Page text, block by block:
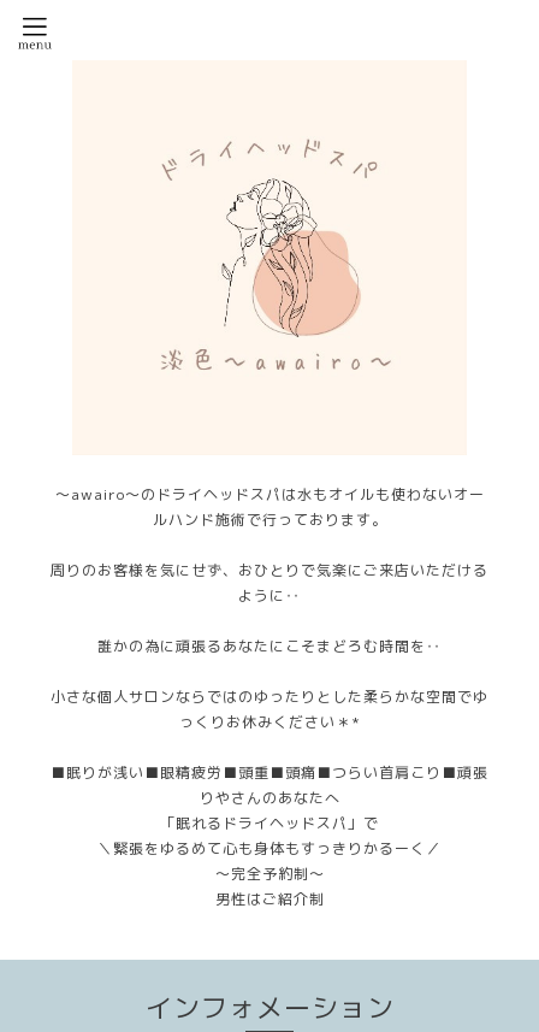
～awairo～のドライヘッドスパは水もオイルも使わないオー
ルハンド施術で行っております。
周りのお客様を気にせず、おひとりで気楽にご来店いただける
ように‥
誰かの為に頑張るあなたにこそまどろむ時間を‥
小さな個人サロンならではのゆったりとした柔らかな空間でゆ
っくりお休みください＊*
■眠りが浅い■眼精疲労■頭重■頭痛■つらい首肩こり■頑張
りやさんのあなたへ
「眠れるドライヘッドスパ」で
＼緊張をゆるめて心も身体もすっきりかるーく／
～完全予約制～
男性はご紹介制
インフォメーション